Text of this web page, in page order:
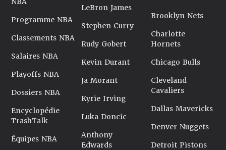
Programme NBA
Classements NBA
Salaires NBA
Playoffs NBA
Dossiers NBA
Encyclopédie
TrashTalk
Équipes NBA
LeBron James
Stephen Curry
Rudy Gobert
Kevin Durant
Ja Morant
Kyrie Irving
Luka Doncic
Anthony
Edwards
Brooklyn Nets
Charlotte
Hornets
Chicago Bulls
Cleveland
Cavaliers
Dallas Mavericks
Denver Nuggets
Detroit Pistons